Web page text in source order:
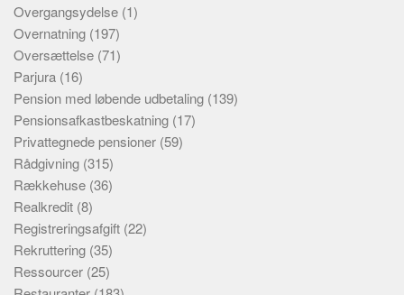
Overgangsydelse (1)
Overnatning (197)
Oversættelse (71)
Parjura (16)
Pension med løbende udbetaling (139)
Pensionsafkastbeskatning (17)
Privattegnede pensioner (59)
Rådgivning (315)
Rækkehuse (36)
Realkredit (8)
Registreringsafgift (22)
Rekruttering (35)
Ressourcer (25)